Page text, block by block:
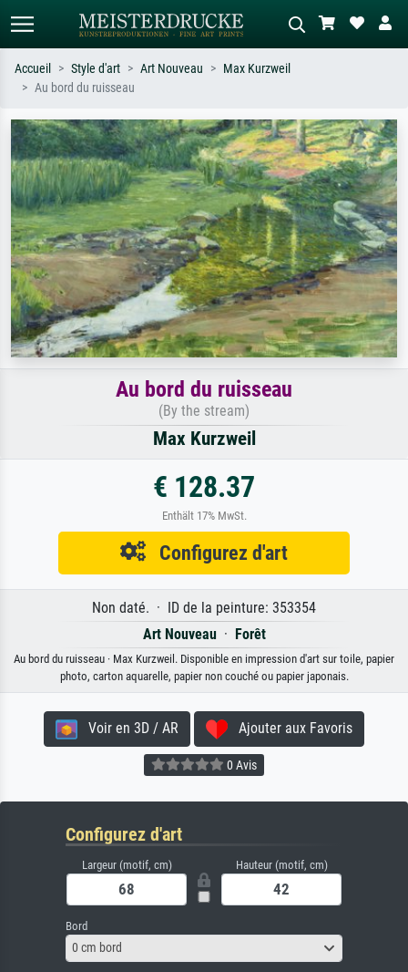
Recherchez par artiste, titre ou style –
ex. Monet, Nuit étoilée,
impressionnisme, vague de Hokusai,
nu.
Décrivez la scène – ex. prairie verte,
abstrait avec beaucoup de rouge,
tableau sombre, nu debout près d'un
arbre.
Accueil Style d'art Art Nouveau
Max Kurzweil
Au bord du ruisseau
Au bord du ruisseau
(By the stream)
Max Kurzweil
€ 128.37
Enthält 17% MwSt.
Configurez d'art
Non daté. · ID de la peinture: 353354
Art Nouveau· Forêt
Au bord du ruisseau · Max Kurzweil. Disponible en impression d'art sur toile, papier
photo, carton aquarelle, papier non couché ou papier japonais.
Voir en 3D / AR Ajouter aux Favoris
0 Avis
Configurez d'art
Largeur (motif, cm) Hauteur (motif, cm)
Bord
0 cm bord